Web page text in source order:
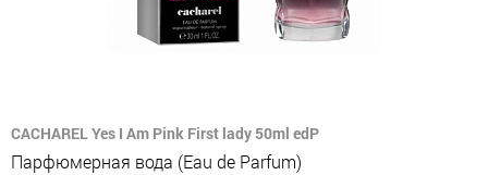
CACHAREL Yes I Am Pink First lady 50ml edP
Парфюмерная вода (Eau de Parfum)